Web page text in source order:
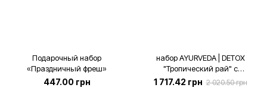
Подарочный набор
«Праздничный фреш»
447.00 грн
набор AYURVEDA | DETOX
"Тропический рай" с
металлической свечой в
подарочном боксе.
1 717.42 грн 2 020.50 грн